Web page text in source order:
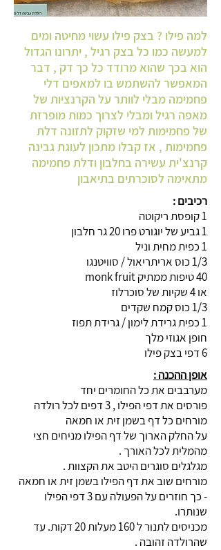
למה פילו ? בצק פילו עשוי מחיטה ומים
למעשה כמו כל בצק רגיל , יתרונו הגדול
הוא בכך שהוא מרודד כל כך דק , דבר
המאפשר להשתמש בו למאפים דלי
פחמימה מבלי לוותר על הקרנציות של
מאפה רגיל ומבלי לצרוך כמות מופרזת
של פחמימות למי שזקוק לתזונה דלת
פחמימות , אז קבלו מתכון לעוגת גבינה
קרנצ'ית עשירה בחלבון ודלת פחמימה
מתאימה לסוכרתים בתיאבון
רכיבים :
1 קופסת ריקוטה
1 גביע של יוגורט פרו 20 גר חלבון
1 כפית מחית וניל
1/3 כוס אריתריאול / סוויטנגו
40 טיפות ממתיק monk fruit
או 4 שקיות של סוכרלוז
1/3 כוס קמח שקדים
1 כפית גרידת לימון / גרידת תפוז
חופן אגוזי מלך
6 דפי בצק פילו
אופן ההכנה :
מערבבים את כל החומרים יחד
פורסים את דפי הפילו , 3 דפים לכל רולדה
מורחים כל דף בשמן זית או חמאה
על החלק הארוך של דף הפילו מניחים חצי
מהמלית לכל האורך .
מגלגלים סוגרים היטב את הקצוות .
מורחים שוב את דף הפילו בשמן זית או חמאה
- כך חוזרים על הפעולה עם 3 דפי הפילו
שנותרו.
מכניסים לתנור ל 160 מעלות 20 דקות. עד
שהרולדה זהובה .